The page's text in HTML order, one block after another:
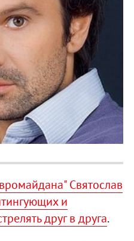
Святослав
и
друг в друга.